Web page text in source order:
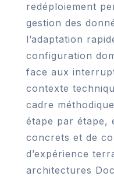
redéploiement
gestion des
l’adaptation
configuration
face aux
contexte
cadre
étape par étape,
concrets et de
d’expérience
architectures